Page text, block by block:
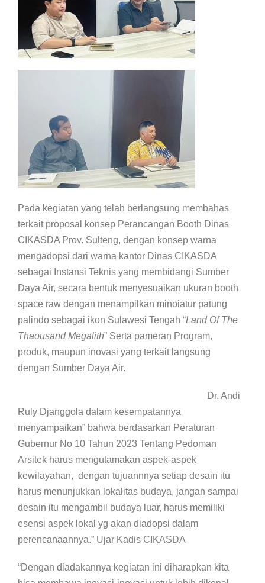
Pada kegiatan yang telah berlangsung membahas
terkait proposal konsep Perancangan Booth Dinas
CIKASDA Prov. Sulteng, dengan konsep warna
mengadopsi dari warna kantor Dinas CIKASDA
sebagai Instansi Teknis yang membidangi Sumber
Daya Air, secara bentuk menyesuaikan ukuran booth
space raw dengan menampilkan minoiatur patung
palindo sebagai ikon Sulawesi Tengah “Land Of The
Thaousand Megalith” Serta pameran Program,
produk, maupun inovasi yang terkait langsung
dengan Sumber Daya Air.
Dr. Andi
Ruly Djanggola dalam kesempatannya
menyampaikan” bahwa berdasarkan Peraturan
Gubernur No 10 Tahun 2023 Tentang Pedoman
Arsitek harus mengutamakan aspek-aspek
kewilayahan, dengan tujuannnya setiap desain itu
harus menunjukkan lokalitas budaya, jangan sampai
desain itu mengambil budaya luar, harus memiliki
esensi aspek lokal yg akan diadopsi dalam
perencanaannya.” Ujar Kadis CIKASDA
“Dengan diadakannya kegiatan ini diharapkan kita